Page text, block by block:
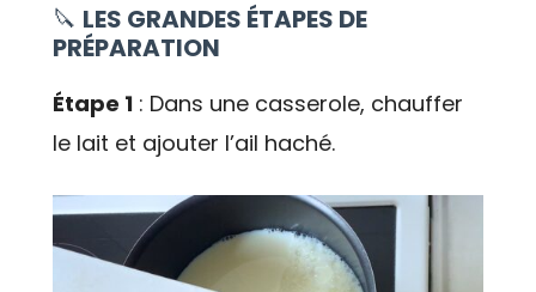
🔪 LES GRANDES ÉTAPES DE
PRÉPARATION
Étape 1 : Dans une casserole, chauffer
le lait et ajouter l’ail haché.